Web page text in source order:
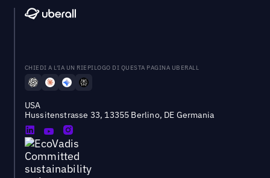
CHIEDI A L'IA UN RIEPILOGO DI QUESTA PAGINA UBERALL
USA
Hussitenstrasse 33, 13355 Berlino, DE Germania